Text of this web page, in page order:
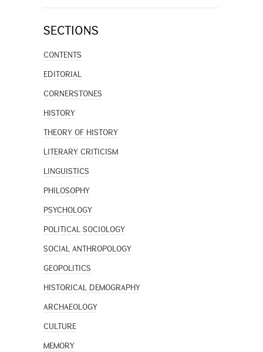
SECTIONS
CONTENTS
EDITORIAL
CORNERSTONES
HISTORY
THEORY OF HISTORY
LITERARY CRITICISM
LINGUISTICS
PHILOSOPHY
PSYCHOLOGY
POLITICAL SOCIOLOGY
SOCIAL ANTHROPOLOGY
GEOPOLITICS
HISTORICAL DEMOGRAPHY
ARCHAEOLOGY
CULTURE
MEMORY